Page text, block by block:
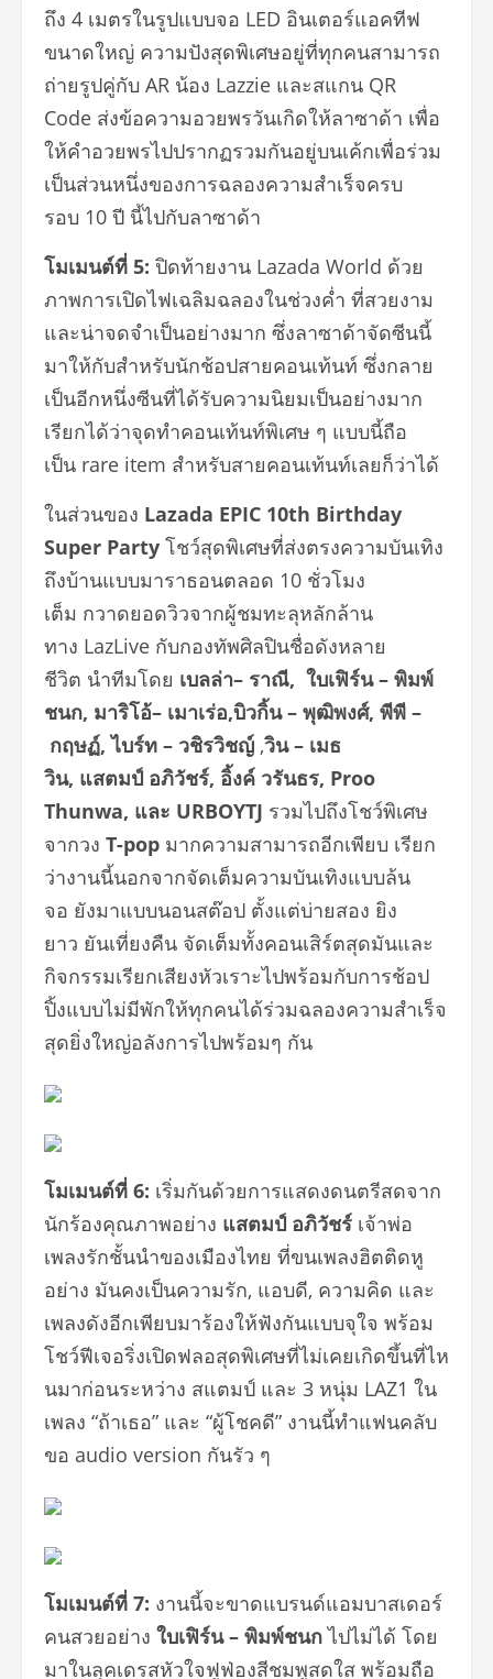
ถึง 4 เมตรในรูปแบบจอ LED อินเตอร์แอคทีฟ
ขนาดใหญ่ ความปังสุดพิเศษอยู่ที่ทุกคนสามารถ
ถ่ายรูปคู่กับ AR น้อง Lazzie และสแกน QR
Code ส่งข้อความอวยพรวันเกิดให้ลาซาด้า เพื่อ
ให้คำอวยพรไปปรากฏรวมกันอยู่บนเค้กเพื่อร่วม
เป็นส่วนหนึ่งของการฉลองความสำเร็จครบ
รอบ 10 ปี นี้ไปกับลาซาด้า
โมเมนต์ที่ 5: ปิดท้ายงาน Lazada World ด้วย
ภาพการเปิดไฟเฉลิมฉลองในช่วงค่ำ ที่สวยงาม
และน่าจดจำเป็นอย่างมาก ซึ่งลาซาด้าจัดซีนนี้
มาให้กับสำหรับนักช้อปสายคอนเท้นท์ ซึ่งกลาย
เป็นอีกหนึ่งซีนที่ได้รับความนิยมเป็นอย่างมาก
เรียกได้ว่าจุดทำคอนเท้นท์พิเศษ ๆ แบบนี้ถือ
เป็น rare item สำหรับสายคอนเท้นท์เลยก็ว่าได้
ในส่วนของ Lazada EPIC 10th Birthday
Super Party โชว์สุดพิเศษที่ส่งตรงความบันเทิง
ถึงบ้านแบบมาราธอนตลอด 10 ชั่วโมง
เต็ม กวาดยอดวิวจากผู้ชมทะลุหลักล้าน
ทาง LazLive กับกองทัพศิลปินชื่อดังหลาย
ชีวิต นำทีมโดย เบลล่า– ราณี, ใบเฟิร์น – พิมพ์
ชนก, มาริโอ้– เมาเร่อ,บิวกิ้น– พุฒิพงศ์, พีพี –
กฤษฏ์,ไบร์ท – วชิรวิชญ์ ,วิน – เมธ
วิน, แสตมป์ อภิวัชร์, อิ้งค์ วรันธร, Proo
Thunwa, และ URBOYTJ รวมไปถึงโชว์พิเศษ
จากวง T-pop มากความสามารถอีกเพียบ เรียก
ว่างานนี้นอกจากจัดเต็มความบันเทิงแบบล้น
จอ ยังมาแบบนอนสต๊อป ตั้งแต่บ่ายสอง ยิง
ยาว ยันเที่ยงคืน จัดเต็มทั้งคอนเสิร์ตสุดมันและ
กิจกรรมเรียกเสียงหัวเราะไปพร้อมกับการช้อป
ปิ้งแบบไม่มีพักให้ทุกคนได้ร่วมฉลองความสำเร็จ
สุดยิ่งใหญ่อลังการไปพร้อมๆ กัน
โมเมนต์ที่ 6: เริ่มกันด้วยการแสดงดนตรีสดจาก
นักร้องคุณภาพอย่าง แสตมป์ อภิวัชร์ เจ้าพ่อ
เพลงรักชั้นนำของเมืองไทย ที่ขนเพลงฮิตติดหู
อย่าง มันคงเป็นความรัก, แอบดี, ความคิด และ
เพลงดังอีกเพียบมาร้องให้ฟังกันแบบจุใจ พร้อม
โชว์ฟีเจอริ่งเปิดฟลอสุดพิเศษที่ไม่เคยเกิดขึ้นที่ไห
นมาก่อนระหว่าง สแตมป์ และ 3 หนุ่ม LAZ1 ใน
เพลง “ถ้าเธอ” และ “ผู้โชคดี” งานนี้ทำแฟนคลับ
ขอ audio version กันรัว ๆ
โมเมนต์ที่ 7: งานนี้จะขาดแบรนด์แอมบาสเดอร์
คนสวยอย่าง ใบเฟิร์น – พิมพ์ชนกไปไม่ได้ โดย
มาในลุคเดรสหัวใจฟูฟ่องสีชมพูสดใส พร้อมถือ